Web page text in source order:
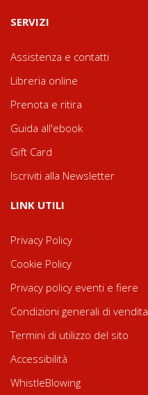
SERVIZI
Assistenza e contatti
Libreria online
Prenota e ritira
Guida all'ebook
Gift Card
Iscriviti alla Newsletter
LINK UTILI
Privacy Policy
Cookie Policy
Privacy policy eventi e fiere
Condizioni generali di vendita
Termini di utilizzo del sito
Accessibilità
WhistleBlowing